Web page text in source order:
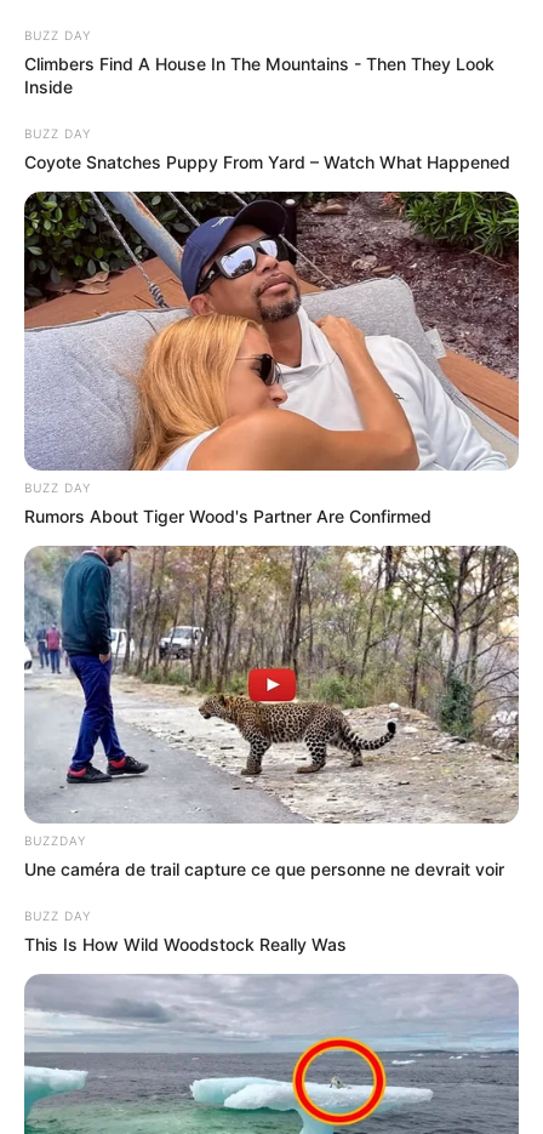
BUZZ DAY
Climbers Find A House In The Mountains - Then They Look
Inside
BUZZ DAY
Coyote Snatches Puppy From Yard – Watch What Happened
BUZZ DAY
Rumors About Tiger Wood's Partner Are Confirmed
BUZZDAY
Une caméra de trail capture ce que personne ne devrait voir
BUZZ DAY
This Is How Wild Woodstock Really Was